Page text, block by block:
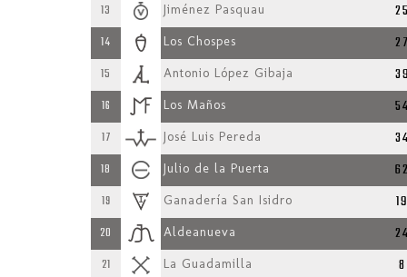
13 Jiménez Pasquau
14 Los Chospes
15 Antonio López Gibaja
16 Los Maños
17 José Luis Pereda
18 Julio de la Puerta
19 Ganadería San Isidro 19
20 Aldeanueva
21 La Guadamilla 8